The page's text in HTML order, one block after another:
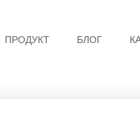
ПРОДУКТ БЛОГ